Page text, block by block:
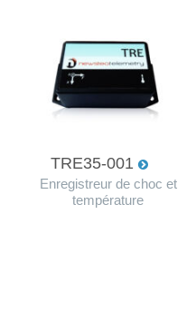
TRE35-001
Enregistreur de choc et
température